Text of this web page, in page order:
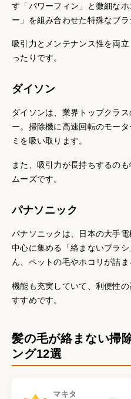
す「パワーフィン」と微細な
ー」を組み合わせた特殊なブラ
吸引力とメンテナンス性を両
ったりです。
ダイソン
ダイソンは、業界トップクラ
ー。掃除機に高速回転のモー
ミを吸い取ります。
また、吸引力が長持ちするの
ムーズです。
パナソニック
パナソニックは、日本の大手
中心に集める「絡まないブラ
ん、ペットの毛やホコリが詰ま
機能も充実していて、利便性
すすめです。
髪の毛が絡まない掃
ング12選
マキタ